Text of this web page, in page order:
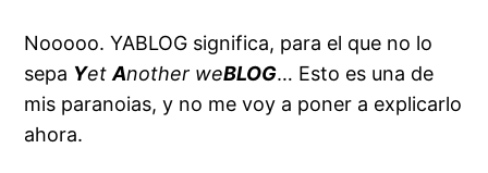
Nooooo. YABLOG significa, para el que no lo
sepa YetAnother weBLOG… Esto es una de
mis paranoias, y no me voy a poner a explicarlo
ahora.